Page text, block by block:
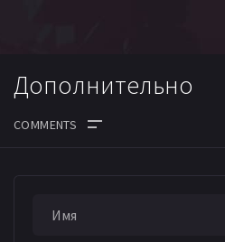
действовал враг. Риск,
детонатора в ожидании
Дополнительно